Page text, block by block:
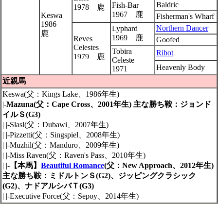
Keswa
1986
鹿
1978 鹿
Fish-Bar
1967 鹿
Baldric
Fisherman's Wharf
Reves
Celestes
1979 鹿
Lyphard
1969 鹿
Northern Dancer
Goofed
Tobira
Celeste
1971
Ribot
Heavenly Body
近親馬
Keswa(父：Kings Lake、1986年生)
|-Mazuna(父：Cape Cross、2001年生) 主な勝ち鞍：ジョンド
イルＳ(G3)
| |-Slasl(父：Dubawi、2007年生)
| |-Pizzetti(父：Singspiel、2008年生)
| |-Muzhil(父：Manduro、2009年生)
| |-Miss Raven(父：Raven's Pass、2010年生)
| |- 【本馬】 Beautiful Romance(父：New Approach、2012年生)
主な勝ち鞍：ミドルトンＳ(G2)、ジッピングクラシック
(G2)、ナドアルシバＴ(G3)
| |-Executive Force(父：Sepoy、2014年生)